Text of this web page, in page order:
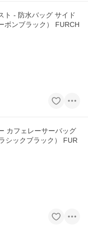
ト - 防水バッグ サイド
ボンブラック） FURCH
カフェレーサーバッグ
シックブラック） FUR